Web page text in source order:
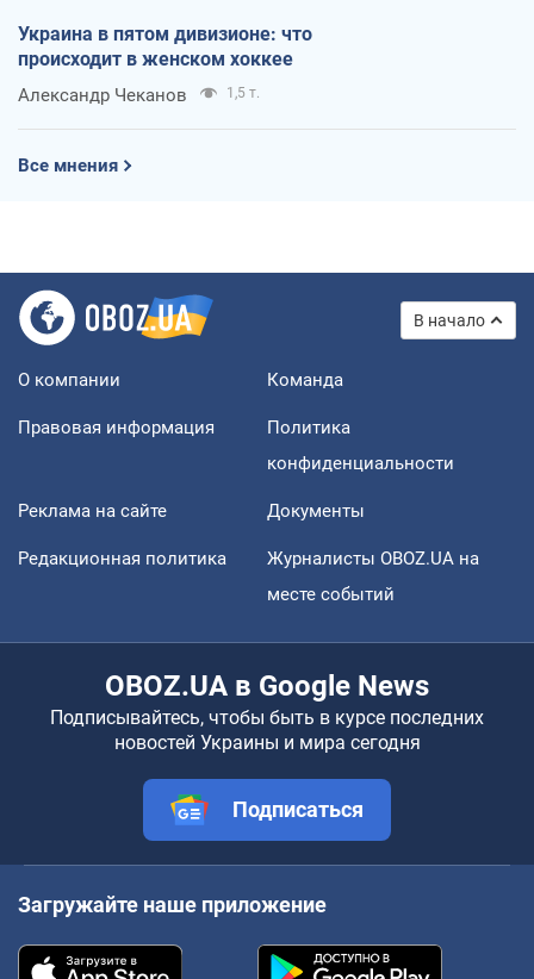
Украина в пятом дивизионе: что
происходит в женском хоккее
Александр Чеканов 1,5 т.
Все мнения
В начало
О компании Команда
Правовая информация
Политика
конфиденциальности
Реклама на сайте Документы
Редакционная политика
Журналисты OBOZ.UA на
месте событий
OBOZ.UA в Google News
Подписывайтесь, чтобы быть в курсе последних
новостей Украины и мира сегодня
Подписаться
Загружайте наше приложение